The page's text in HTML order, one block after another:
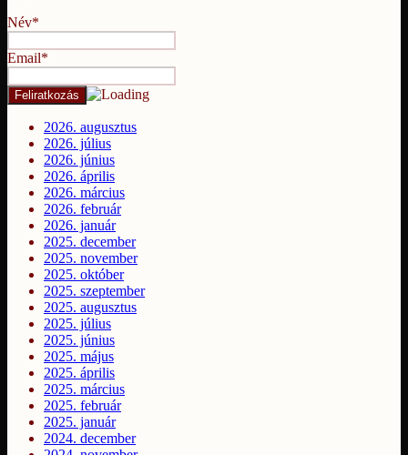
Név*
Email*
2026. augusztus
2026. július
2026. június
2026. április
2026. március
2026. február
2026. január
2025. december
2025. november
2025. október
2025. szeptember
2025. augusztus
2025. július
2025. június
2025. május
2025. április
2025. március
2025. február
2025. január
2024. december